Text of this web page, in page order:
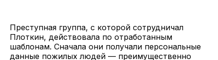
Преступная группа, с которой сотрудничал
Плоткин, действовала по отработанным
шаблонам. Сначала они получали персональные
данные пожилых людей — преимущественно